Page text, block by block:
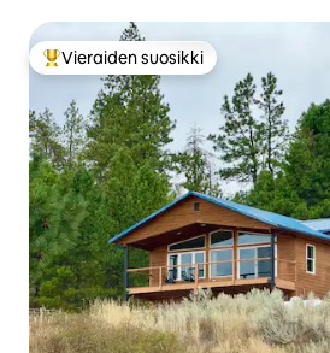
Vieraiden suosikkien parhaimmistoa
Vieraiden suosikki